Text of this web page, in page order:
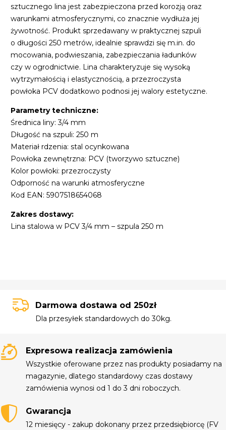
sztucznego lina jest zabezpieczona przed korozją oraz
warunkami atmosferycznymi, co znacznie wydłuża jej
żywotność. Produkt sprzedawany w praktycznej szpuli
o długości 250 metrów, idealnie sprawdzi się m.in. do
mocowania, podwieszania, zabezpieczania ładunków
czy w ogrodnictwie. Lina charakteryzuje się wysoką
wytrzymałością i elastycznością, a przezroczysta
powłoka PCV dodatkowo podnosi jej walory estetyczne.
Parametry techniczne:
Średnica liny: 3/4 mm
Długość na szpuli: 250 m
Materiał rdzenia: stal ocynkowana
Powłoka zewnętrzna: PCV (tworzywo sztuczne)
Kolor powłoki: przezroczysty
Odporność na warunki atmosferyczne
Kod EAN: 5907518654068
Zakres dostawy:
Lina stalowa w PCV 3/4 mm – szpula 250 m
Darmowa dostawa od 250zł
Dla przesyłek standardowych do 30kg.
Expresowa realizacja zamówienia
Wszystkie oferowane przez nas produkty posiadamy na
magazynie, dlatego standardowy czas dostawy
zamówienia wynosi od 1 do 3 dni roboczych.
Gwarancja
12 miesięcy - zakup dokonany przez przedsiębiorcę (FV